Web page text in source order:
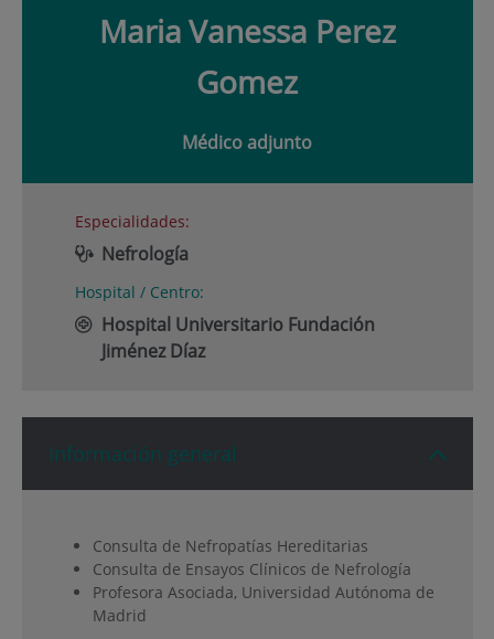
MariaVanessa Perez
Gomez
Médico adjunto
Especialidades:
Nefrología
Hospital / Centro:
Hospital Universitario Fundación
Jiménez Díaz
Información general
Consulta de Nefropatías Hereditarias
Consulta de Ensayos Clínicos de Nefrología
Profesora Asociada, Universidad Autónoma de
Madrid